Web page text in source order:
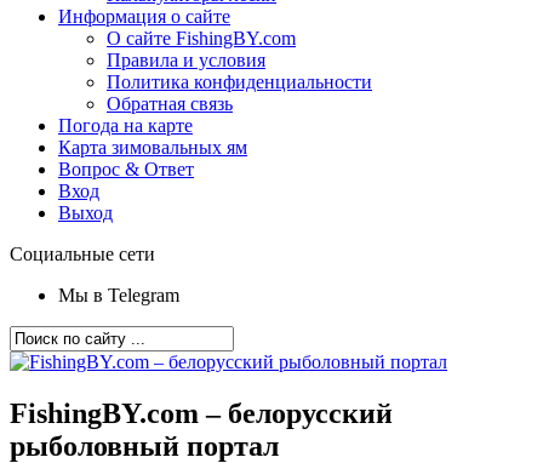
Информация о сайте
О сайте FishingBY.com
Правила и условия
Политика конфиденциальности
Обратная связь
Погода на карте
Карта зимовальных ям
Вопрос & Ответ
Вход
Выход
Социальные сети
Мы в Telegram
FishingBY.com – белорусский
рыболовный портал